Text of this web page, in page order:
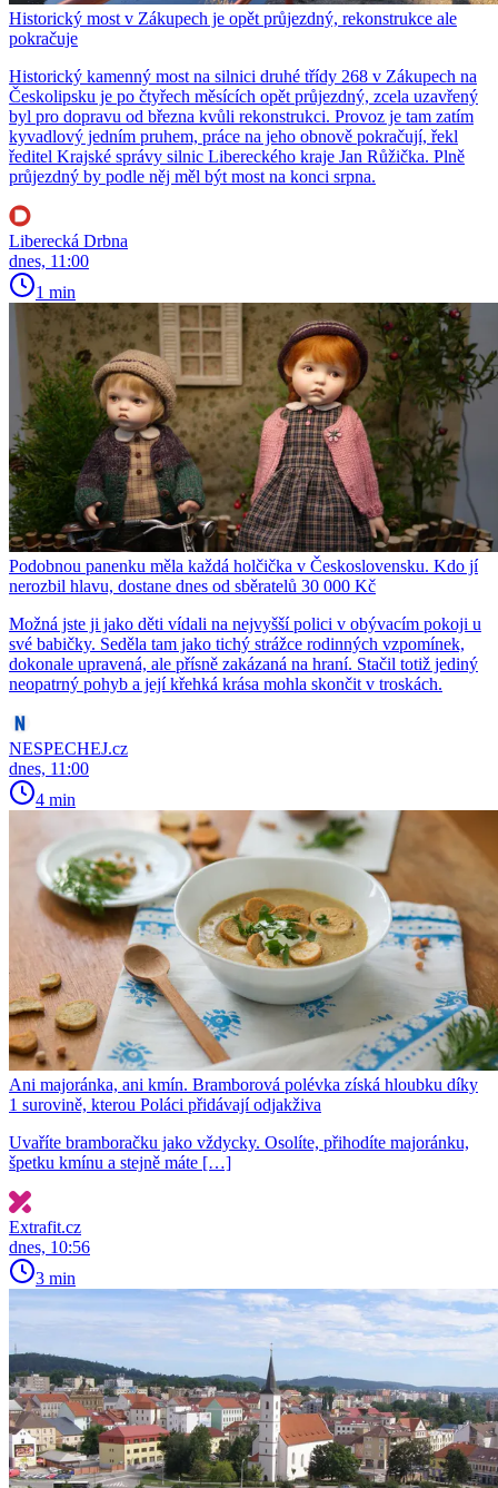
Historický most v Zákupech je opět průjezdný, rekonstrukce ale
pokračuje
Historický kamenný most na silnici druhé třídy 268 v Zákupech na
Českolipsku je po čtyřech měsících opět průjezdný, zcela uzavřený
byl pro dopravu od března kvůli rekonstrukci. Provoz je tam zatím
kyvadlový jedním pruhem, práce na jeho obnově pokračují, řekl
ředitel Krajské správy silnic Libereckého kraje Jan Růžička. Plně
průjezdný by podle něj měl být most na konci srpna.
Liberecká Drbna
dnes, 11:00
1 min
Podobnou panenku měla každá holčička v Československu. Kdo jí
nerozbil hlavu, dostane dnes od sběratelů 30 000 Kč
Možná jste ji jako děti vídali na nejvyšší polici v obývacím pokoji u
své babičky. Seděla tam jako tichý strážce rodinných vzpomínek,
dokonale upravená, ale přísně zakázaná na hraní. Stačil totiž jediný
neopatrný pohyb a její křehká krása mohla skončit v troskách.
NESPECHEJ.cz
dnes, 11:00
4 min
Ani majoránka, ani kmín. Bramborová polévka získá hloubku díky
1 surovině, kterou Poláci přidávají odjakživa
Uvaříte bramboračku jako vždycky. Osolíte, přihodíte majoránku,
špetku kmínu a stejně máte […]
Extrafit.cz
dnes, 10:56
3 min